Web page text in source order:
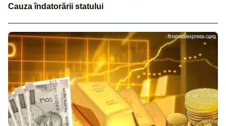
Cauza îndatorării statului